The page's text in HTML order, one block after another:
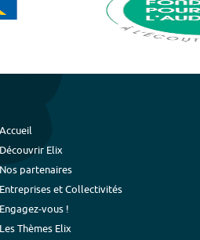
Accueil
Découvrir Elix
Nos partenaires
Entreprises et Collectivités
Engagez-vous !
Les Thèmes Elix